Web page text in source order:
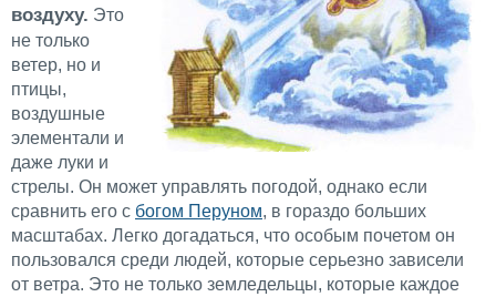
воздуху. Это
не только
ветер, но и
птицы,
воздушные
элементали и
даже луки и
стрелы. Он может управлять погодой, однако если
сравнить его с богом Перуном, в гораздо больших
масштабах. Легко догадаться, что особым почетом он
пользовался среди людей, которые серьезно зависели
от ветра. Это не только земледельцы, которые каждое